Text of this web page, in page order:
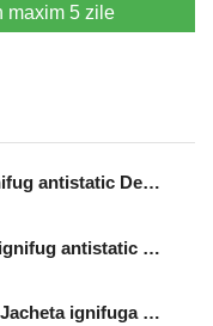
maxim 5 zile
Tricou maneca lunga ignifug antistatic Defender - bleumarin
Tricou polo ignifug antistatic Santana - bleumarin
Jacheta ignifuga antistatica cruiser - bleumarin